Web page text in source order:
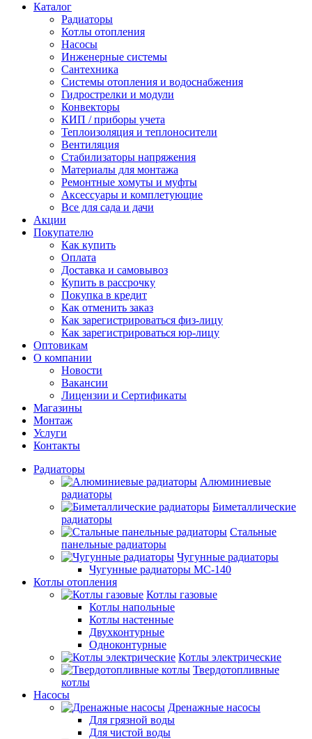
Каталог
Радиаторы
Котлы отопления
Насосы
Инженерные системы
Сантехника
Системы отопления и водоснабжения
Гидрострелки и модули
Конвекторы
КИП / приборы учета
Теплоизоляция и теплоносители
Вентиляция
Стабилизаторы напряжения
Материалы для монтажа
Ремонтные хомуты и муфты
Аксессуары и комплетующие
Все для сада и дачи
Акции
Покупателю
Как купить
Оплата
Доставка и самовывоз
Купить в рассрочку
Покупка в кредит
Как отменить заказ
Как зарегистрироваться физ-лицу
Как зарегистрироваться юр-лицу
Оптовикам
О компании
Новости
Вакансии
Лицензии и Сертификаты
Магазины
Монтаж
Услуги
Контакты
Радиаторы
Алюминиевые
радиаторы
Биметаллические
радиаторы
Стальные
панельные радиаторы
Чугунные радиаторы
Чугунные радиаторы МС-140
Котлы отопления
Котлы газовые
Котлы напольные
Котлы настенные
Двухконтурные
Одноконтурные
Котлы электрические
Твердотопливные
котлы
Насосы
Дренажные насосы
Для грязной воды
Для чистой воды